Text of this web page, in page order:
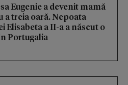
Eugenie a devenit mamă
a treia oară. Nepoata
Elisabeta a II-a a născut o
Portugalia